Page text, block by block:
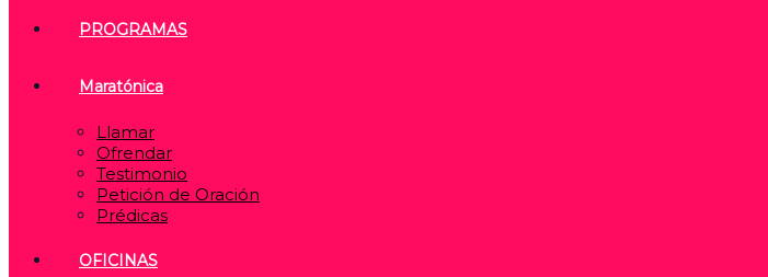
PROGRAMAS
Maratónica
Llamar
Ofrendar
Testimonio
Petición de Oración
Prédicas
OFICINAS